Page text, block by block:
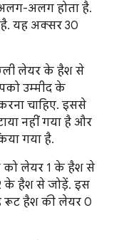
अलग होता है.
है. यह अक्सर 30
लेयर के हैश से
उम्मीद के
चाहिए. इससे
नहीं गया है और
गया है.
को लेयर 1 के हैश से
के हैश से जोड़ें. इस
रूट हैश की लेयर 0